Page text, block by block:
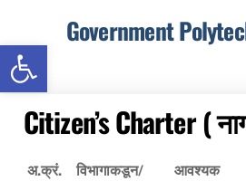
Open toolbar
content
Government
Menu
Citizen’s Charter (
अ.क्रं.
विभागाकडून/
आवश्यक